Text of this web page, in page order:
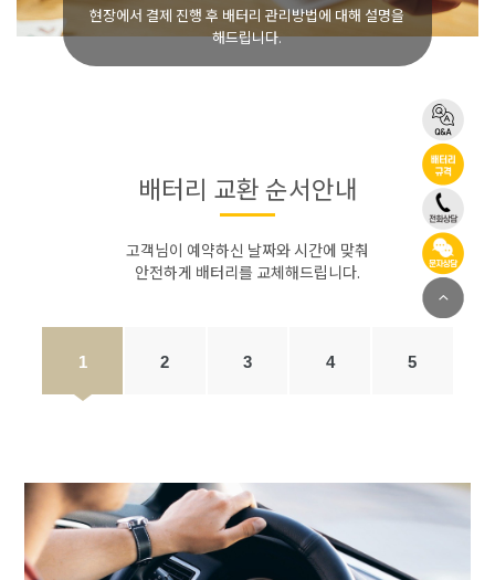
현장에서 결제 진행 후 배터리 관리방법에 대해 설명을
해드립니다.
배터리 교환 순서안내
고객님이 예약하신 날짜와 시간에 맞춰
안전하게 배터리를 교체해드립니다.
1 2 3 4 5